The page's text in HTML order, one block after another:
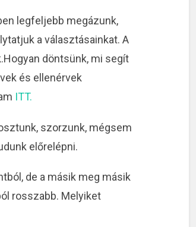
legfeljebb megázunk,
a választásainkat. A
döntsünk, mi segít
és ellenérvek
ITT.
szorzunk, mégsem
előrelépni.
de a másik meg másik
rosszabb. Melyiket